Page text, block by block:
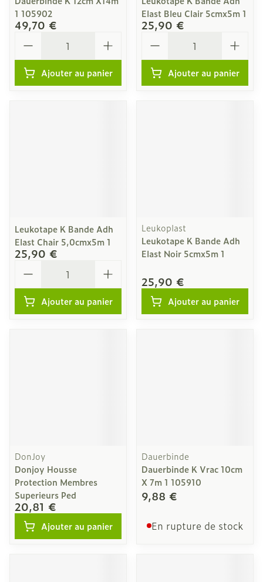
1 105902
49,70 €
Ajouter au panier
Elast Bleu Clair 5cmx5m 1
25,90 €
Ajouter au panier
Leukotape K Bande Adh
Elast Chair 5,0cmx5m 1
25,90 €
Ajouter au panier
Leukoplast
Leukotape K Bande Adh
Elast Noir 5cmx5m 1
25,90 €
Ajouter au panier
DonJoy
Donjoy Housse
Protection Membres
Superieurs Ped
20,81 €
Ajouter au panier
Dauerbinde
Dauerbinde K Vrac 10cm
X 7m 1 105910
9,88 €
En rupture de stock